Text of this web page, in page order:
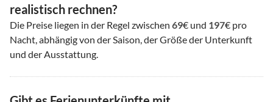
realistisch rechnen?
Die Preise liegen in der Regel zwischen 69€ und 197€ pro
Nacht, abhängig von der Saison, der Größe der Unterkunft
und der Ausstattung.